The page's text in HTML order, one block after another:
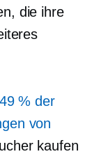
die ihre
49 % der
von
kaufen